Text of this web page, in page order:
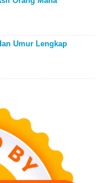
Umur Lengkap